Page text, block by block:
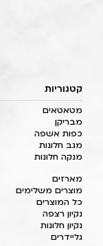
קטגוריות
מטאטאים
מבריקן
כפות אשפה
מגב חלונות
מנקה חלונות
מארזים
מוצרים משלימים
כל המוצרים
נקיון רצפה
נקיון חלונות
גליידרים